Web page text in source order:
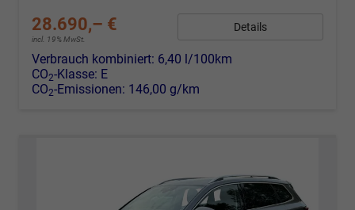
28.690,– €
incl. 19% MwSt.
Details
Verbrauch kombiniert: 6,40 l/100km
CO2-Klasse: E
CO2-Emissionen: 146,00 g/km